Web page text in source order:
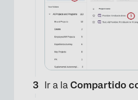
Ir a la Compartido